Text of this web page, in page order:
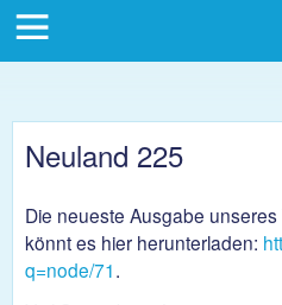
Menu
Neuland 225
Die neueste Ausgabe
könnt es hier herunterladen:
q=node/71.